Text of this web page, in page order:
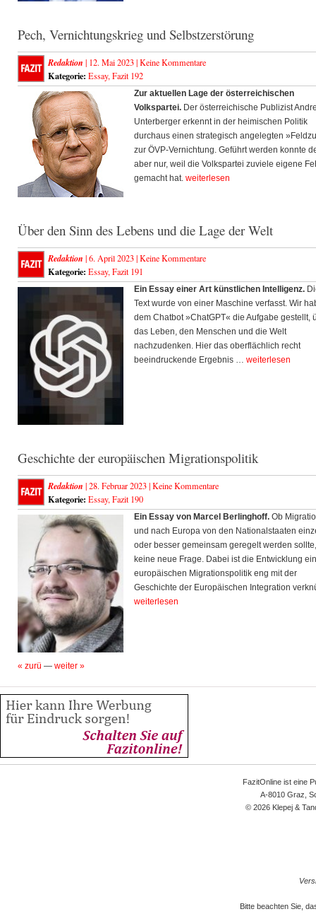
Pech, Vernichtungskrieg und Selbstzerstörung
Redaktion | 12. Mai 2023 |Keine Kommentare
Kategorie: Essay, Fazit 192
Zur aktuellen Lage der österreichischen
Volkspartei. Der österreichische Publizist
Unterberger erkennt in der heimischen Politik
durchaus einen strategisch angelegten
zur ÖVP-Vernichtung. Geführt werden konnte
aber nur, weil die Volkspartei zuviele eigene
gemacht hat. weiterlesen
Über den Sinn des Lebens und die Lage der Welt
Redaktion | 6. April 2023 |Keine Kommentare
Kategorie: Essay, Fazit 191
Ein Essay einer Art künstlichen Intelligenz.
Text wurde von einer Maschine verfasst. Wir
dem Chatbot »ChatGPT« die Aufgabe gestellt,
das Leben, den Menschen und die Welt
nachzudenken. Hier das oberflächlich recht
beeindruckende Ergebnis … weiterlesen
Geschichte der europäischen Migrationspolitik
Redaktion | 28. Februar 2023 |Keine Kommentare
Kategorie: Essay, Fazit 190
Ein Essay von Marcel Berlinghoff. Ob
und nach Europa von den Nationalstaaten
oder besser gemeinsam geregelt werden
keine neue Frage. Dabei ist die Entwicklung
europäischen Migrationspolitik eng mit der
Geschichte der Europäischen Integration
weiterlesen
« zurü — weiter »
FazitOnline ist eine
A-8010 Graz,
© 2026 Klepej &
Bitte beachten Sie,